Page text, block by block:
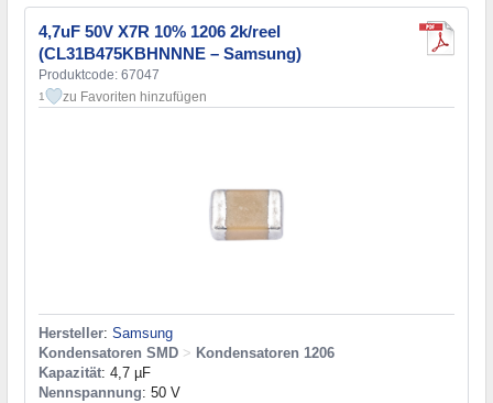
4,7uF 50V X7R 10% 1206 2k/reel
(CL31B475KBHNNNE – Samsung)
Produktcode: 67047
1 zu Favoriten hinzufügen
Hersteller: Samsung
Kondensatoren SMD > Kondensatoren 1206
Kapazität: 4,7 µF
Nennspannung: 50 V